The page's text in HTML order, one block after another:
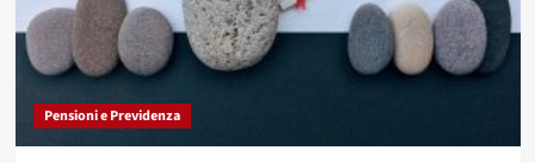
Pensioni e Previdenza